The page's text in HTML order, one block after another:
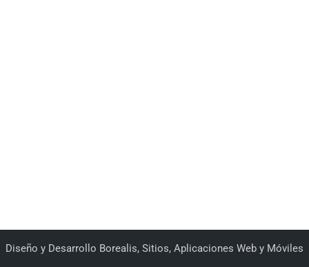
Diseño y Desarrollo Borealis, Sitios, Aplicaciones Web y Móviles